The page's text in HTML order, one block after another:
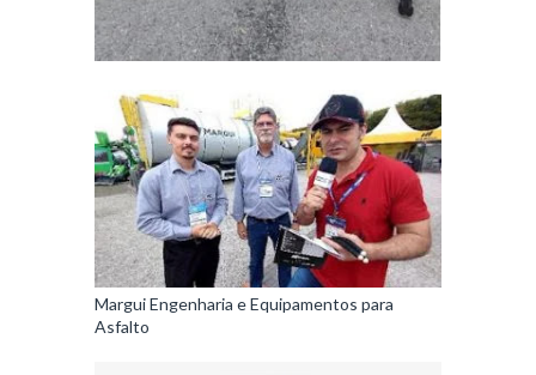
Margui Engenharia e Equipamentos para
Asfalto